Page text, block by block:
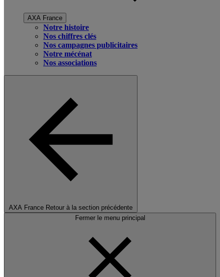
AXA France
Notre histoire
Nos chiffres clés
Nos campagnes publicitaires
Notre mécénat
Nos associations
AXA France Retour à la section précédente
Fermer le menu principal